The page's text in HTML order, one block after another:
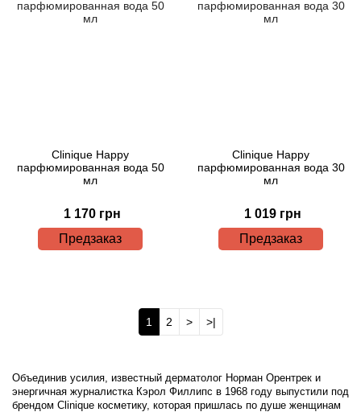
Clinique Happy
парфюмированная вода 50
мл
1 170 грн
Предзаказ
Clinique Happy
парфюмированная вода 30
мл
1 019 грн
Предзаказ
1 2 > >|
Объединив усилия, известный дерматолог Норман Орентрек и
энергичная журналистка Кэрол Филлипс в 1968 году выпустили под
брендом Clinique косметику, которая пришлась по душе женщинам